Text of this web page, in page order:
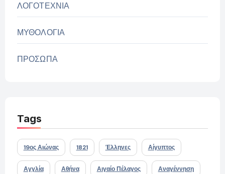
ΛΟΓΟΤΕΧΝΙΑ
ΜΥΘΟΛΟΓΙΑ
ΠΡΟΣΩΠΑ
Tags
19ος Αιώνας 1821 Έλληνες Αίγυπτος
Αγγλία Αθήνα Αιγαίο Πέλαγος Αναγέννηση